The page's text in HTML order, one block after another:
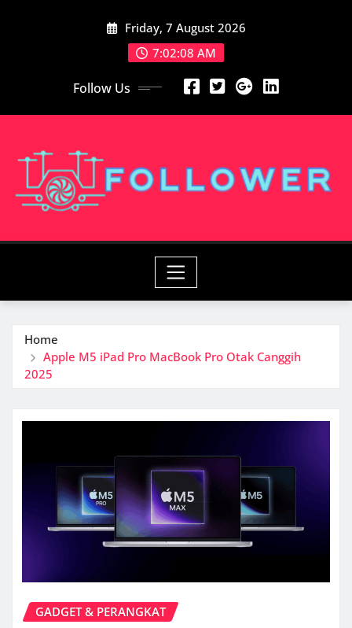
Friday, 7 August 2026
7:02:08 AM
Follow Us
Home
Apple M5 iPad Pro MacBook Pro Otak Canggih
2025
GADGET & PERANGKAT